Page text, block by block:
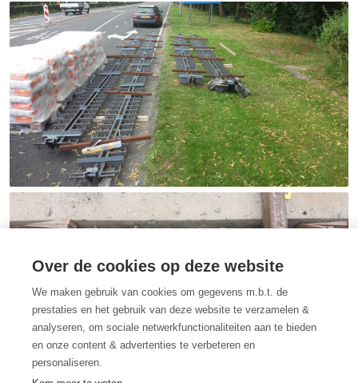
Over de cookies op deze website
We maken gebruik van cookies om gegevens m.b.t. de
prestaties en het gebruik van deze website te verzamelen &
analyseren, om sociale netwerkfunctionaliteiten aan te bieden
en onze content & advertenties te verbeteren en
personaliseren.